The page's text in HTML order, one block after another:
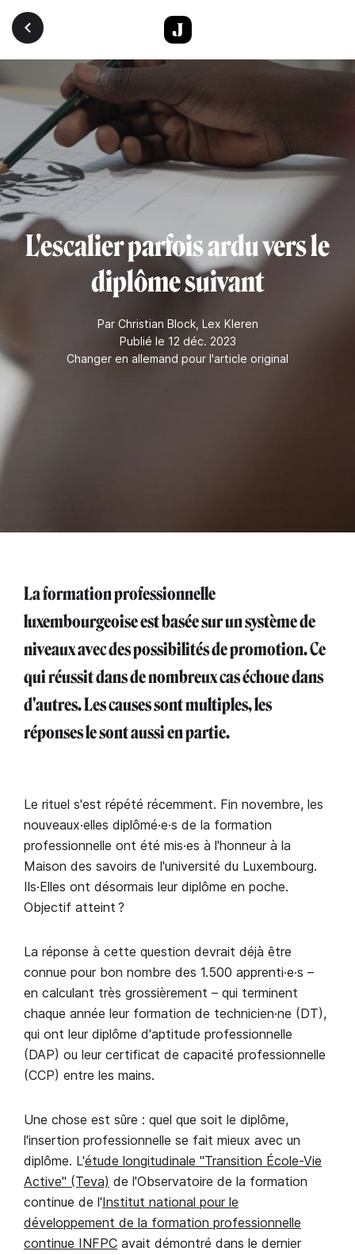
Aller au contenu principal
L'escalier parfois ardu vers le
diplôme suivant
Par Christian Block, Lex Kleren
Publié le 12 déc. 2023
Changer en allemand pour l'article original
La formation professionnelle
luxembourgeoise est basée sur un système de
niveaux avec des possibilités de promotion. Ce
qui réussit dans de nombreux cas échoue dans
d'autres. Les causes sont multiples, les
réponses le sont aussi en partie.
Le rituel s'est répété récemment. Fin novembre, les
nouveaux·elles diplômé·e·s de la formation
professionnelle ont été mis·es à l'honneur à la
Maison des savoirs de l'université du Luxembourg.
Ils·Elles ont désormais leur diplôme en poche.
Objectif atteint ?
La réponse à cette question devrait déjà être
connue pour bon nombre des 1.500 apprenti·e·s –
en calculant très grossièrement – qui terminent
chaque année leur formation de technicien·ne (DT),
qui ont leur diplôme d'aptitude professionnelle
(DAP) ou leur certificat de capacité professionnelle
(CCP) entre les mains.
Une chose est sûre : quel que soit le diplôme,
l'insertion professionnelle se fait mieux avec un
diplôme. L'étude longitudinale "Transition École-Vie
Active" (Teva) de l'Observatoire de la formation
continue de l'Institut national pour le
développement de la formation professionnelle
continue INFPC avait démontré dans le dernier